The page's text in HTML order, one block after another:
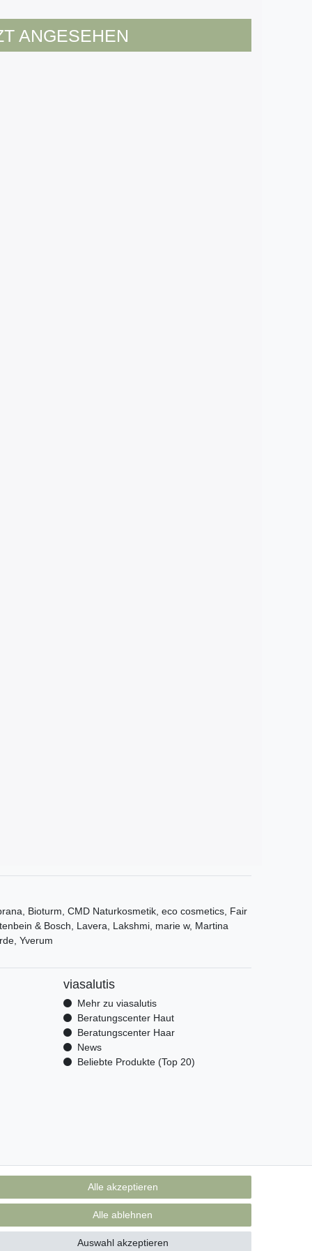
ANGESEHEN
Bioturm, CMD Naturkosmetik, eco cosmetics, Fair
& Bosch, Lavera, Lakshmi, marie w, Martina
Yverum
viasalutis
Mehr zu viasalutis
Beratungscenter Haut
Beratungscenter Haar
News
Beliebte Produkte (Top 20)
Alle akzeptieren
Alle ablehnen
Auswahl akzeptieren